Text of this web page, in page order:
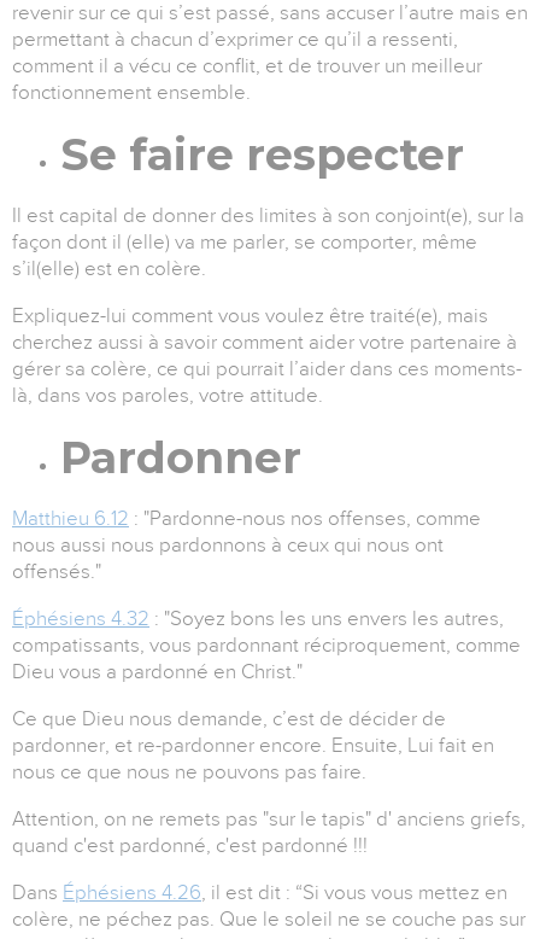
revenir sur ce qui s’est passé, sans accuser l’autre mais en
permettant à chacun d’exprimer ce qu’il a ressenti,
comment il a vécu ce conflit, et de trouver un meilleur
fonctionnement ensemble.
Se faire respecter
Il est capital de donner des limites à son conjoint(e), sur la
façon dont il (elle) va me parler, se comporter, même
s’il(elle) est en colère.
Expliquez-lui comment vous voulez être traité(e), mais
cherchez aussi à savoir comment aider votre partenaire à
gérer sa colère, ce qui pourrait l’aider dans ces moments-
là, dans vos paroles, votre attitude.
Pardonner
Matthieu 6.12 : "Pardonne-nous nos offenses, comme
nous aussi nous pardonnons à ceux qui nous ont
offensés."
Éphésiens 4.32 : "Soyez bons les uns envers les autres,
compatissants, vous pardonnant réciproquement, comme
Dieu vous a pardonné en Christ."
Ce que Dieu nous demande, c’est de décider de
pardonner, et re-pardonner encore. Ensuite, Lui fait en
nous ce que nous ne pouvons pas faire.
Attention, on ne remets pas "sur le tapis" d' anciens griefs,
quand c'est pardonné, c'est pardonné !!!
Dans Éphésiens 4.26, il est dit : “Si vous vous mettez en
colère, ne péchez pas. Que le soleil ne se couche pas sur